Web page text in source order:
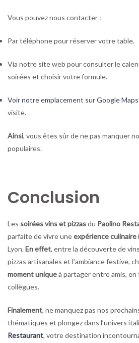
Vous pouvez nous contacter :
Par téléphone pour réserver votre table.
Via notre site web pour consulter le
soirées et choisir votre formule.
Voir notre emplacement sur Google Maps
visite.
Ainsi, vous êtes sûr de ne pas manquer
populaires.
Conclusion
Les soirées vins et pizzasdu Paolino
parfaite de vivre uneexpérience
Lyon.En effet, entre la découverte de
pizzas artisanales et l’ambiance festive,
moment uniqueà partager entre amis,
collègues.
Finalement, ne manquez pas nos
thématiques et plongez dans l’univers
Restaurant, votre destination